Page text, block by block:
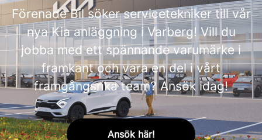
Förenade Bil söker servicetekniker till vår
nya Kia anläggning i Varberg! Vill du
jobba med ett spännande varumärke i
framkant och vara en del i vårt
framgångsrika team? Ansök idag!
Ansök här!